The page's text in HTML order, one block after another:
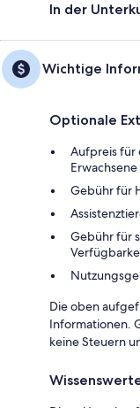
In der
Wichtige
Optionale
Aufpreis für
Gebühr für
Gebühr für
Die oben
Informationen.
keine Steuern